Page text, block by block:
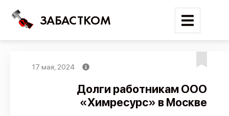
ЗАБАСТКОМ
Поиск
17 мая, 2024
Долги работникам ООО
«Химресурс» в Москве